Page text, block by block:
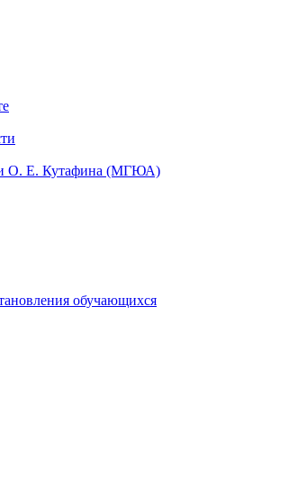
О. Е. Кутафина (МГЮА)
обучающихся